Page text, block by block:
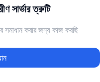
সার্ভার ত্রুটি
করার জন্য কাজ করছি